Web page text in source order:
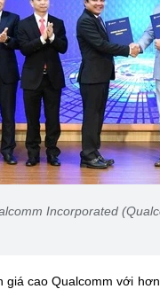
Incorporated
cao Qualcomm với